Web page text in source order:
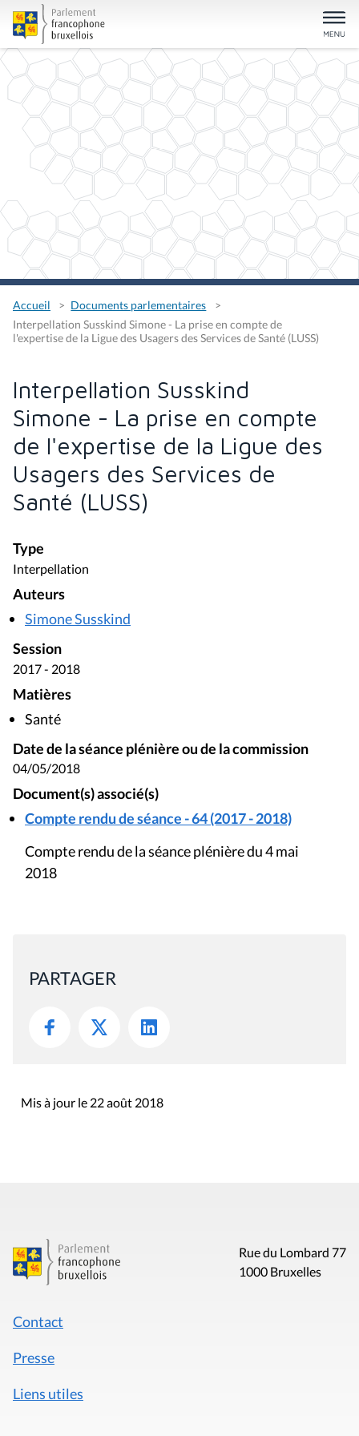
Accueil
Documents parlementaires
Interpellation Susskind Simone - La prise en compte de
l'expertise de la Ligue des Usagers des Services de Santé (LUSS)
Interpellation Susskind
Simone - La prise en compte
de l'expertise de la Ligue des
Usagers des Services de
Santé (LUSS)
Type
Interpellation
Auteurs
Simone Susskind
Session
2017 - 2018
Matières
Santé
Date de la séance plénière ou de la commission
04/05/2018
Document(s) associé(s)
Compte rendu de séance - 64 (2017 - 2018)
Compte rendu de la séance plénière du 4 mai
2018
PARTAGER
Mis à jour le 22 août 2018
Rue du Lombard 77
1000 Bruxelles
Contact
Presse
Liens utiles